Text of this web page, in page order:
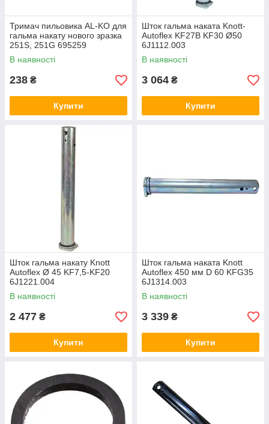
Тримач пильовика AL-KO для
гальма накату нового зразка
251S, 251G 695259
В наявності
238 ₴
Купити
Шток гальма наката Knott-
Autoflex KF27B KF30 Ø50
6J1112.003
В наявності
3 064 ₴
Купити
Шток гальма накату Knott
Autoflex Ø 45 KF7,5-KF20
6J1221.004
В наявності
2 477 ₴
Купити
Шток гальма наката Knott
Autoflex 450 мм D 60 KFG35
6J1314.003
В наявності
3 339 ₴
Купити